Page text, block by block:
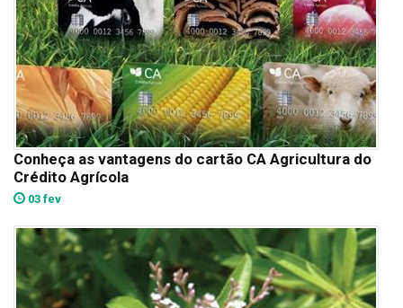
Conheça as vantagens do cartão CA Agricultura do
Crédito Agrícola
03 fev